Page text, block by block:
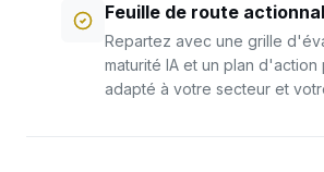
Feuille de route
Repartez avec une grille
maturité IA et un plan d'action
adapté à votre secteur et